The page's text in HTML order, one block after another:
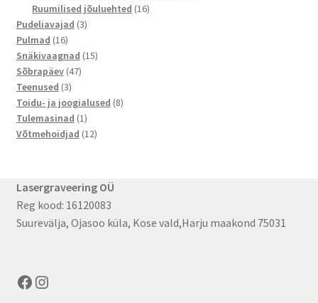
Ruumilised jõuluehted 1616
Pudeliavajad 33
Pulmad 1616
toodet
Snäkivaagnad 1515
Sõbrapäev 4747
Teenused 33
toodet
Toidu- ja joogialused 88
Tulemasinad 11
toode
Võtmehoidjad 1212
Lasergraveering OÜ
Reg kood: 16120083
Suurevälja, Ojasoo küla, Kose vald,Harju maakond 75031
Facebook
Instagram